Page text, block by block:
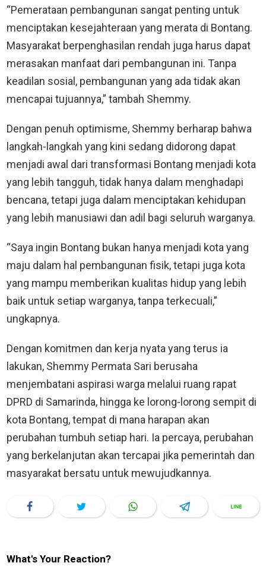
“Pemerataan pembangunan sangat penting untuk
menciptakan kesejahteraan yang merata di Bontang.
Masyarakat berpenghasilan rendah juga harus dapat
merasakan manfaat dari pembangunan ini. Tanpa
keadilan sosial, pembangunan yang ada tidak akan
mencapai tujuannya,” tambah Shemmy.
Dengan penuh optimisme, Shemmy berharap bahwa
langkah-langkah yang kini sedang didorong dapat
menjadi awal dari transformasi Bontang menjadi kota
yang lebih tangguh, tidak hanya dalam menghadapi
bencana, tetapi juga dalam menciptakan kehidupan
yang lebih manusiawi dan adil bagi seluruh warganya.
“Saya ingin Bontang bukan hanya menjadi kota yang
maju dalam hal pembangunan fisik, tetapi juga kota
yang mampu memberikan kualitas hidup yang lebih
baik untuk setiap warganya, tanpa terkecuali,”
ungkapnya.
Dengan komitmen dan kerja nyata yang terus ia
lakukan, Shemmy Permata Sari berusaha
menjembatani aspirasi warga melalui ruang rapat
DPRD di Samarinda, hingga ke lorong-lorong sempit di
kota Bontang, tempat di mana harapan akan
perubahan tumbuh setiap hari. Ia percaya, perubahan
yang berkelanjutan akan tercapai jika pemerintah dan
masyarakat bersatu untuk mewujudkannya.
What's Your Reaction?